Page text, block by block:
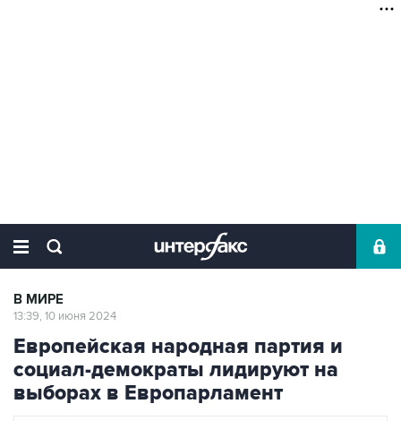
В МИРЕ
13:39, 10 июня 2024
Европейская народная партия и
социал-демократы лидируют на
выборах в Европарламент